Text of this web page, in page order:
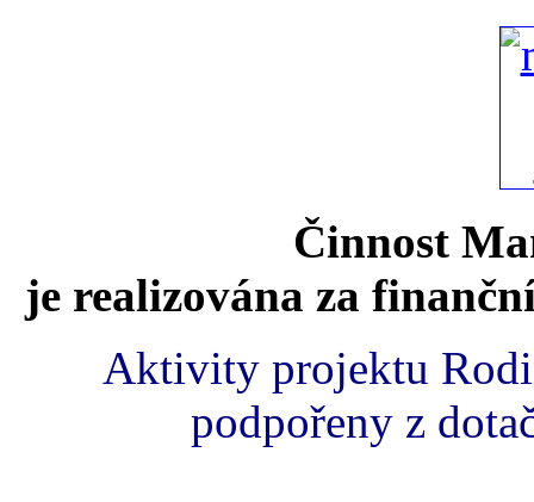
Činnost
je realizována za
Aktivity projektu
podpořeny z